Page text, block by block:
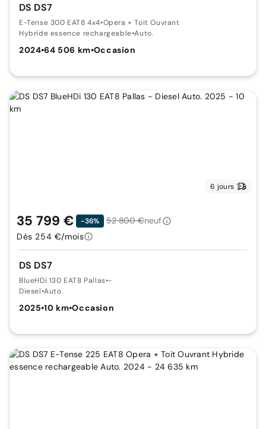
DS DS7
E-Tense 300 EAT8 4x4•Opera + Toit Ouvrant
Hybride essence rechargeable•Auto.
2024•64 506 km•Occasion
6 jours
DS DS7
BlueHDi 130 EAT8 Pallas•-
Diesel•Auto.
2025•10 km•Occasion
35 799 € -36% 52 800 €neuf
Dès 254 €/mois